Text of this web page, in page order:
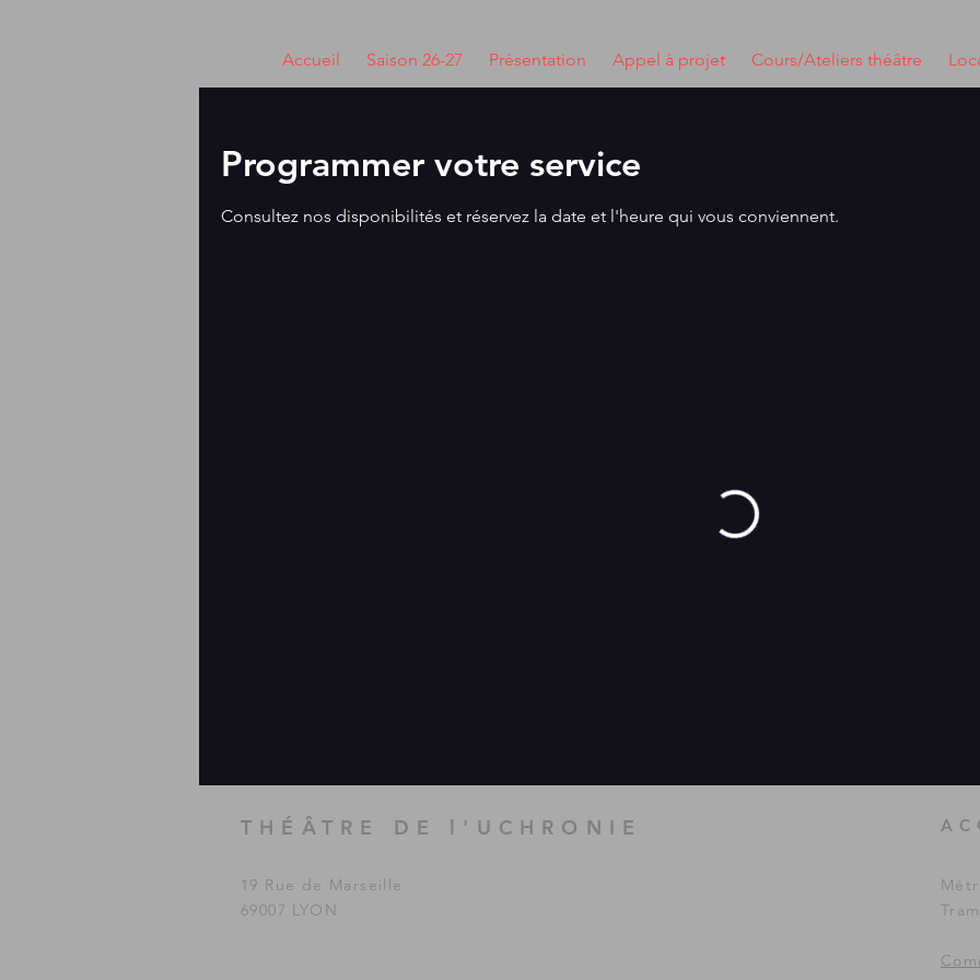
Accueil Saison 26-27 Présentation Appel à projet Cours/Ateliers théâtre
Programmer votre service
Consultez nos disponibilités et réservez la date et l'heure qui vous conviennent.
THÉÂTRE DE l'UCHRONIE
19 Rue de Marseille
69007 LYON